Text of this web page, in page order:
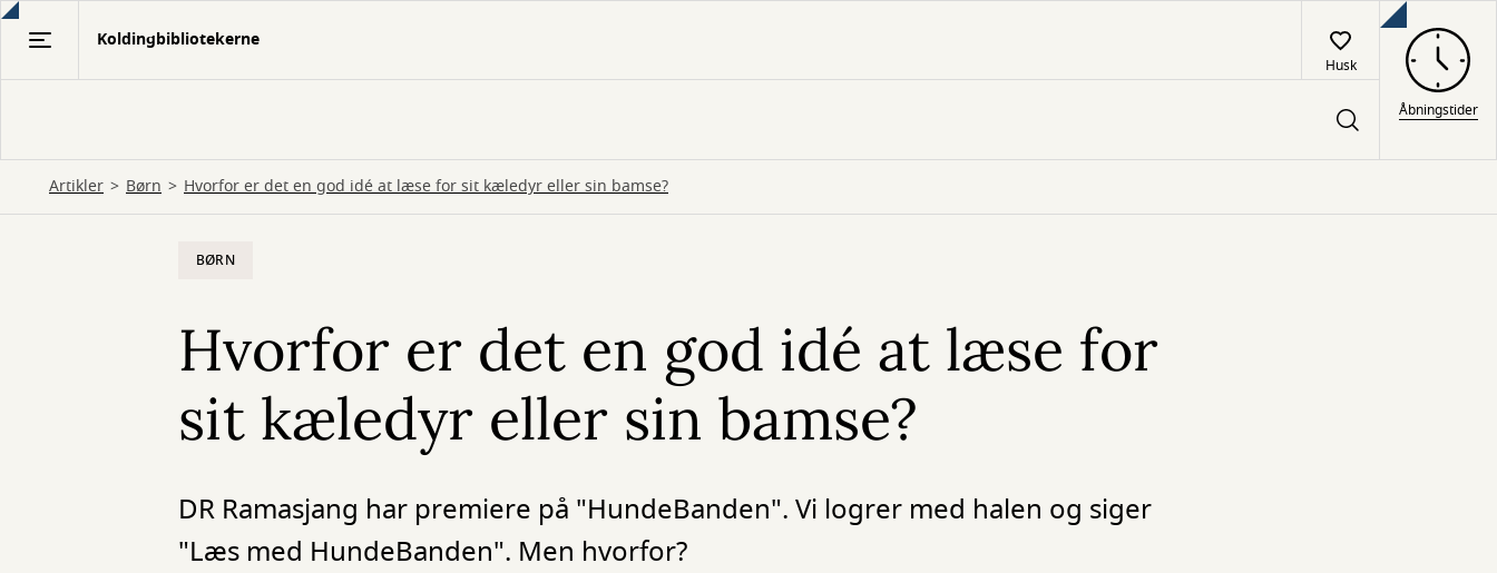
Gå
Koldingbibliotekerne
Husk
Åbningstider
Artikler Børn Hvorfor er det en god idé at læse for sit kæledyr eller sin bamse?
BØRN
Hvorfor er det en god idé at læse for
sit kæledyr eller sin bamse?
DR Ramasjang har premiere på "HundeBanden". Vi logrer med halen og siger
"Læs med HundeBanden". Men hvorfor?